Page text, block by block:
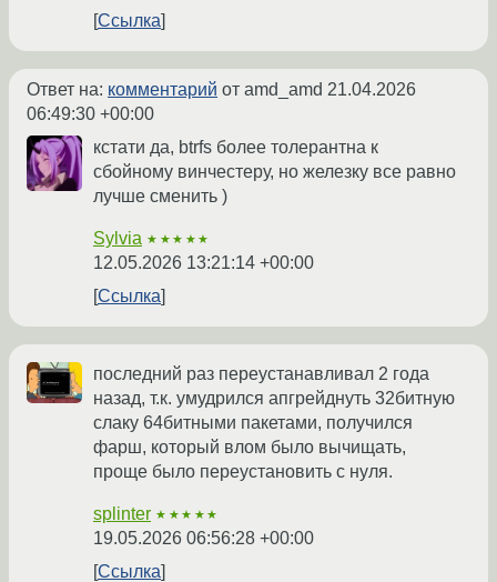
Ссылка
Ответ на: комментарий от amd_amd 21.04.2026
06:49:30 +00:00
кстати да, btrfs более толерантна к
сбойному винчестеру, но железку все равно
лучше сменить )
Sylvia ★★★★★
12.05.2026 13:21:14 +00:00
Ссылка
последний раз переустанавливал 2 года
назад, т.к. умудрился апгрейднуть 32битную
слаку 64битными пакетами, получился
фарш, который влом было вычищать,
проще было переустановить с нуля.
splinter ★★★★★
19.05.2026 06:56:28 +00:00
Ссылка